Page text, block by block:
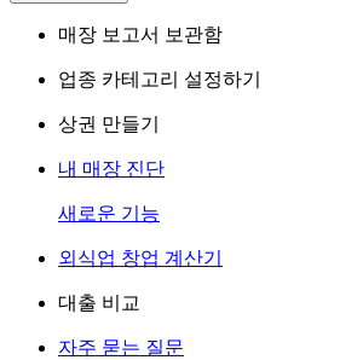
매장 보고서 보관함
업종 카테고리 설정하기
상권 만들기
내 매장 진단
새로운 기능
외식업 창업 계산기
대출 비교
자주 묻는 질문